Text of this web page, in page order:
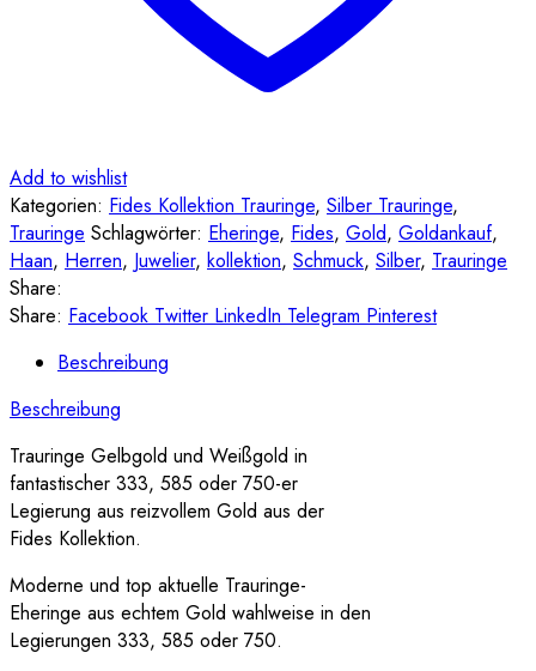
Add to wishlist
Kategorien: Fides Kollektion Trauringe, Silber Trauringe,
Trauringe Schlagwörter: Eheringe, Fides, Gold, Goldankauf,
Haan, Herren, Juwelier, kollektion, Schmuck, Silber, Trauringe
Share:
Share: Facebook Twitter LinkedIn Telegram Pinterest
Beschreibung
Beschreibung
Trauringe Gelbgold und Weißgold in
fantastischer 333, 585 oder 750-er
Legierung aus reizvollem Gold aus der
Fides Kollektion.
Moderne und top aktuelle Trauringe-
Eheringe aus echtem Gold wahlweise in den
Legierungen 333, 585 oder 750.